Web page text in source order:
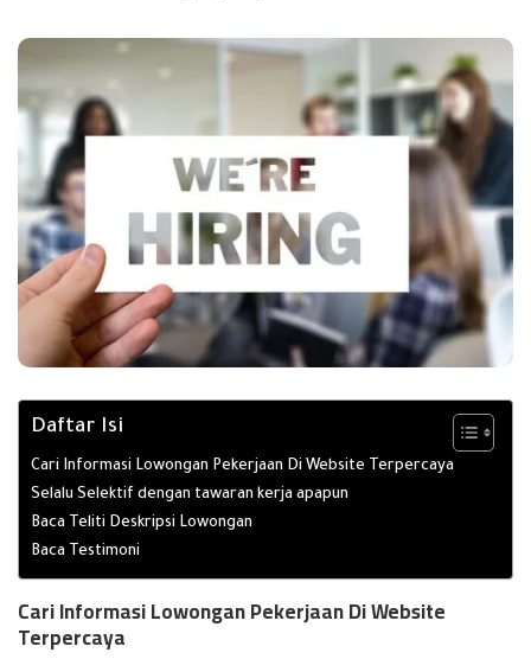
Daftar Isi
Cari Informasi Lowongan Pekerjaan Di Website Terpercaya
Selalu Selektif dengan tawaran kerja apapun
Baca Teliti Deskripsi Lowongan
Baca Testimoni
Cari Informasi Lowongan Pekerjaan Di Website
Terpercaya